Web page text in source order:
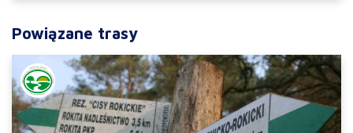
Powiązane trasy